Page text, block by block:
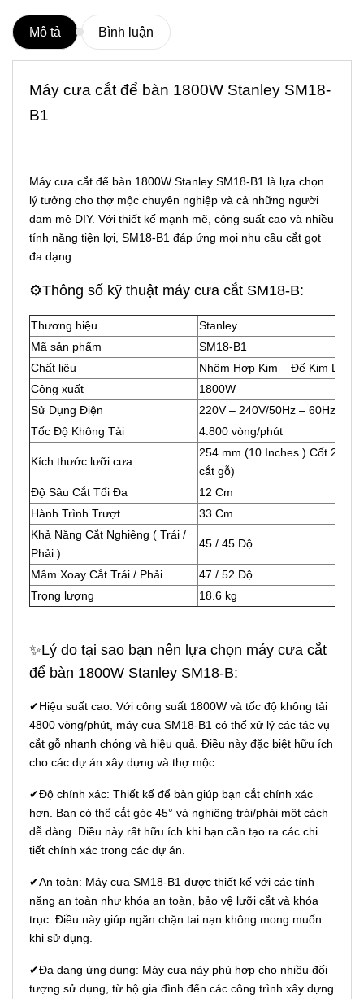
Mô tả Bình luận
Máy cưa cắt để bàn 1800W Stanley SM18-
B1
Máy cưa cắt để bàn 1800W Stanley SM18-B1 là lựa chọn
lý tưởng cho thợ mộc chuyên nghiệp và cả những người
đam mê DIY. Với thiết kế mạnh mẽ, công suất cao và nhiều
tính năng tiện lợi, SM18-B1 đáp ứng mọi nhu cầu cắt gọt
đa dạng.
⚙️Thông số kỹ thuật máy cưa cắt SM18-B:
Thương hiệu
Stanley
Mã sản phẩm
SM18-B1
Chất liệu
Nhôm Hợp Kim – Đế Kim Loại
Công xuất
1800W
Sử Dụng Điện
220V – 240V/50Hz – 60Hz
Tốc Độ Không Tải
4.800 vòng/phút
Kích thước lưỡi cưa
254 mm (10 Inches ) Cốt
cắt gỗ)
Độ Sâu Cắt Tối Đa
12 Cm
Hành Trình Trượt
33 Cm
Khả Năng Cắt Nghiêng ( Trái /
Phải )
45 / 45 Độ
Mâm Xoay Cắt Trái / Phải
47 / 52 Độ
Trọng lượng
18.6 kg
✨Lý do tại sao bạn nên lựa chọn máy cưa cắt
để bàn 1800W Stanley SM18-B:
✔Hiệu suất cao: Với công suất 1800W và tốc độ không tải
4800 vòng/phút, máy cưa SM18-B1 có thể xử lý các tác vụ
cắt gỗ nhanh chóng và hiệu quả. Điều này đặc biệt hữu ích
cho các dự án xây dựng và thợ mộc.
✔Độ chính xác: Thiết kế để bàn giúp bạn cắt chính xác
hơn. Bạn có thể cắt góc 45° và nghiêng trái/phải một cách
dễ dàng. Điều này rất hữu ích khi bạn cần tạo ra các chi
tiết chính xác trong các dự án.
✔An toàn: Máy cưa SM18-B1 được thiết kế với các tính
năng an toàn như khóa an toàn, bảo vệ lưỡi cắt và khóa
trục. Điều này giúp ngăn chặn tai nạn không mong muốn
khi sử dụng.
✔Đa dạng ứng dụng: Máy cưa này phù hợp cho nhiều đối
tượng sử dụng, từ hộ gia đình đến các công trình xây dựng